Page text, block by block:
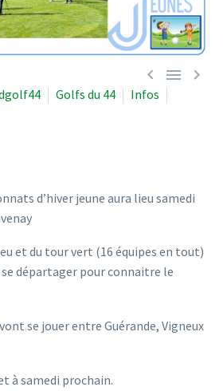
  
Golfs du 44
Infos
d’hiver jeune aura lieu samedi
et du tour vert (16 équipes en tout)
départager pour connaitre le
se jouer entre Guérande, Vigneux
à samedi prochain.